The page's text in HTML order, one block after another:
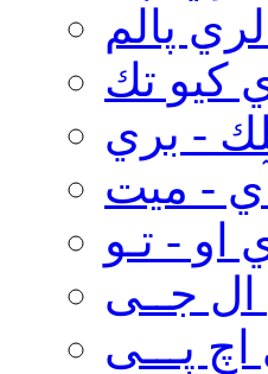
پالم
كيو تك
- بري
- ميت
او - تـو
ال جــی
پـــی